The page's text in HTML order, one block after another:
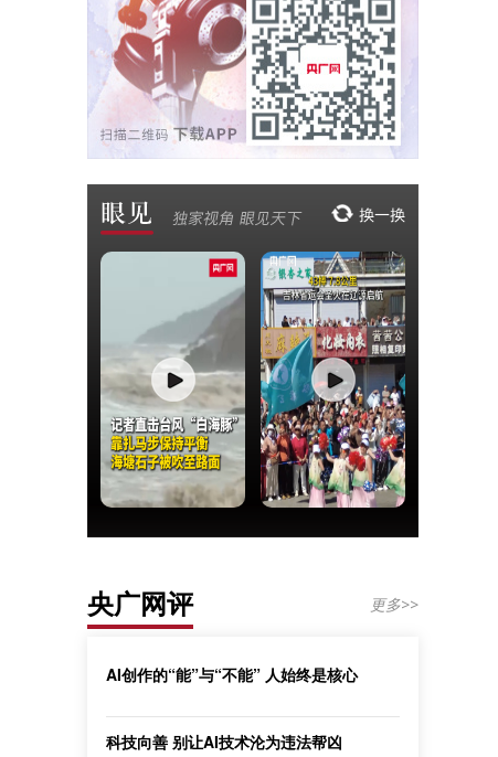
央广网评 更多>>
AI创作的“能”与“不能” 人始终是核心
科技向善 别让AI技术沦为违法帮凶